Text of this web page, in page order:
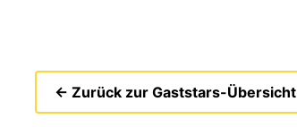
← Zurück zur Gaststars-Übersicht